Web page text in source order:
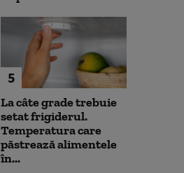
5
La câte grade trebuie
setat frigiderul.
Temperatura care
păstrează alimentele
în...